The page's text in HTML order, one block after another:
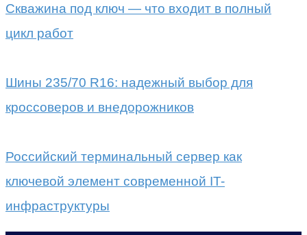
Скважина под ключ — что входит в полный
цикл работ
Шины 235/70 R16: надежный выбор для
кроссоверов и внедорожников
Российский терминальный сервер как
ключевой элемент современной IT-
инфраструктуры